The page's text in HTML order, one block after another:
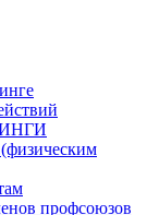
профсоюзов